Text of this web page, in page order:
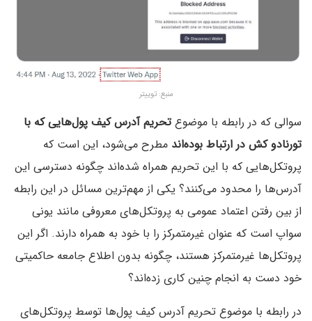
منبع: توییتر
سوالی که در رابطه با موضوعتحریم آدرس کیف پول‌هایی که با
تورنادو کش در ارتباط بوده‌اند مطرح می‌شود، این است که
پروتکل‌هایی که با این تحریم همراه شده‌اند چگونه دسترسی این
آدرس‌ها را محدود می‌کنند؟ یکی از مهم‌ترین مسائل در این رابطه
از بین رفتن اعتماد عمومی به پروتکل‌های معروفی مانند یونی
سواپ است که عنوان غیرمتمرکز را با خود به همراه دارند. اگر این
پروتکل‌ها غیر‌متمرکز هستند، چگونه بدون اطلاع جامعه حاکمیتی
خود دست به انجام چنین کاری زده‌اند؟
در رابطه با موضوع تحریم آدرس کیف پول‌ها توسط پروتکل‌های